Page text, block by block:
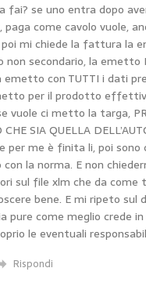
fai? se uno entra dopo
come cavolo vuole,
poi mi chiede la fattura la
non secondario, la emetto
emetto con TUTTI i dati
per il prodotto
vuole ci metto la targa,
SIA QUELLA
per me è finita li, poi sono
la norma. E non
sul file xlm che da come
bene. E mi ripeto sul
pure come meglio crede
le eventuali
Rispondi